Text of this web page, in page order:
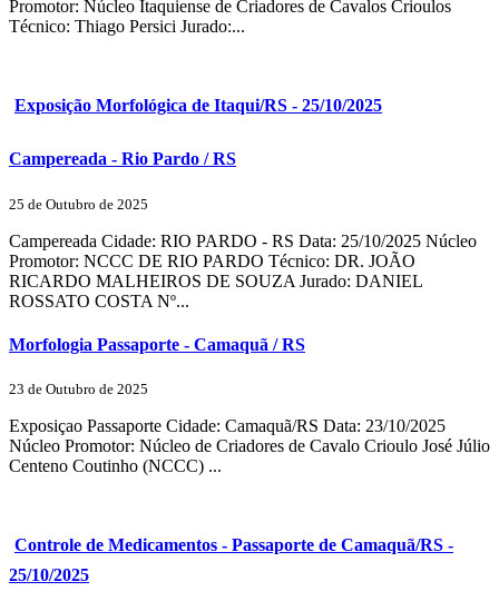
Promotor: Núcleo Itaquiense de Criadores de Cavalos Crioulos
Técnico: Thiago Persici Jurado:...
Exposição Morfológica de Itaqui/RS - 25/10/2025
Campereada - Rio Pardo / RS
25 de Outubro de 2025
Campereada Cidade: RIO PARDO - RS Data: 25/10/2025 Núcleo
Promotor: NCCC DE RIO PARDO Técnico: DR. JOÃO
RICARDO MALHEIROS DE SOUZA Jurado: DANIEL
ROSSATO COSTA Nº...
Morfologia Passaporte - Camaquã / RS
23 de Outubro de 2025
Exposiçao Passaporte Cidade: Camaquã/RS Data: 23/10/2025
Núcleo Promotor: Núcleo de Criadores de Cavalo Crioulo José Júlio
Centeno Coutinho (NCCC) ...
Controle de Medicamentos - Passaporte de Camaquã/RS -
25/10/2025